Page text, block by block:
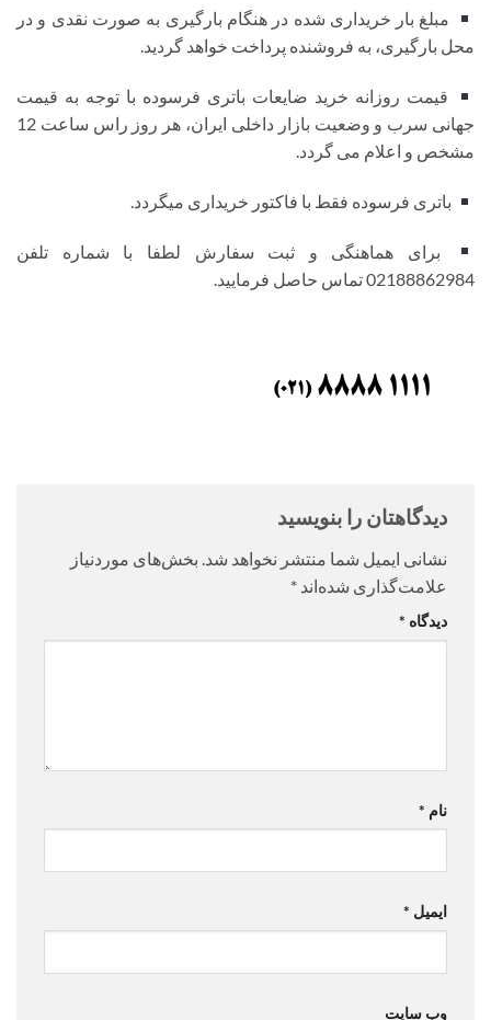
مبلغ بار خریداری شده در هنگام بارگیری به صورت نقدی و در
محل بارگیری، به فروشنده پرداخت خواهد گردید.
قیمت روزانه خرید ضایعات باتری فرسوده با توجه به قیمت
جهانی سرب و وضعیت بازار داخلی ایران، هر روز راس ساعت 12
مشخص و اعلام می گردد.
باتری فرسوده فقط با فاکتور خریداری میگردد.
برای هماهنگی و ثبت سفارش لطفا با شماره تلفن
02188862984 تماس حاصل فرمایید.
دیدگاهتان را بنویسید
نشانی ایمیل شما منتشر نخواهد شد. بخش‌های موردنیاز
علامت‌گذاری شده‌اند *
دیدگاه *
نام *
ایمیل *
وب‌ سایت